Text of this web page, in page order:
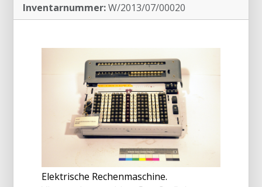
Inventarnummer:W/2013/07/00020
Elektrische Rechenmaschine.